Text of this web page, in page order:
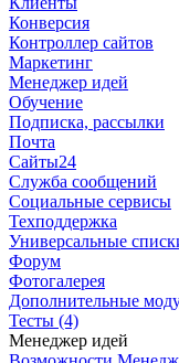
Конверсия
Контроллер сайтов
Маркетинг
Менеджер идей
Обучение
Подписка, рассылки
Почта
Сайты24
Служба сообщений
Социальные сервисы
Техподдержка
Универсальные
Форум
Фотогалерея
Дополнительные
Тесты (4)
Менеджер идей